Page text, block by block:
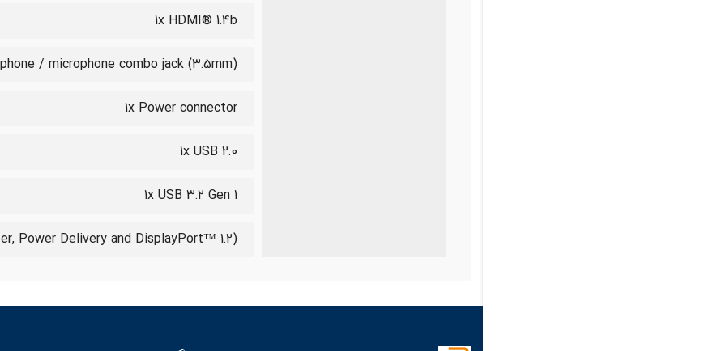
1x HDMI® 1.4b
/ microphone combo jack (3.5mm)
1x Power connector
1x USB 2.0
1x USB 3.2 Gen 1
Power Delivery and DisplayPort™ 1.2)